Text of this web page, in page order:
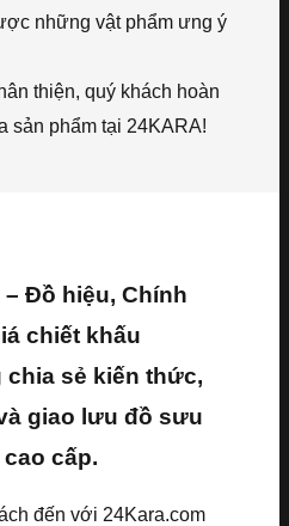
những vật phẩm ưng ý
thiện, quý khách hoàn
sản phẩm tại 24KARA!
– Đồ hiệu, Chính
chiết khấu
chia sẻ kiến thức,
giao lưu đồ sưu
cao cấp.
đến với 24Kara.com